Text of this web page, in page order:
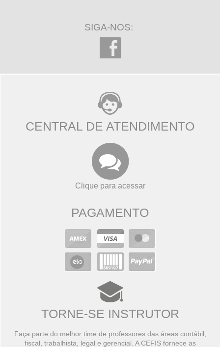
SIGA-NOS:
CENTRAL DE ATENDIMENTO
Clique para acessar
PAGAMENTO
TORNE-SE INSTRUTOR
Faça parte do melhor time de professores das áreas contábil,
fiscal, trabalhista, legal e gerencial. A CEFIS fornece as